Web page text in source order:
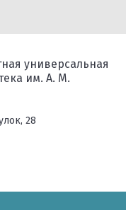
универсальная
им. А. М.
28